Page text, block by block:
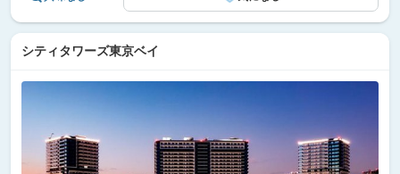
シティタワーズ東京ベイ